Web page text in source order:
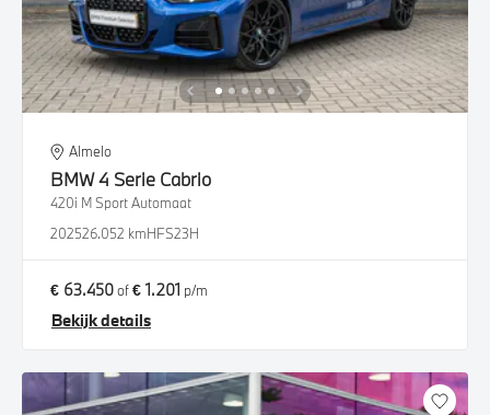
Almelo
BMW4 Serie Cabrio
420i M Sport Automaat
202526.052 kmHFS23H
€ 63.450of€ 1.201 p/m
Bekijk details